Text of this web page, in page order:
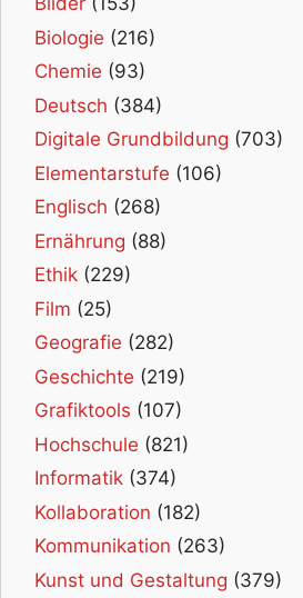
Biologie (216)
Chemie (93)
Deutsch (384)
Digitale Grundbildung (703)
Elementarstufe (106)
Englisch (268)
Ernährung (88)
Ethik (229)
Film (25)
Geografie (282)
Geschichte (219)
Grafiktools (107)
Hochschule (821)
Informatik (374)
Kollaboration (182)
Kommunikation (263)
Kunst und Gestaltung (379)